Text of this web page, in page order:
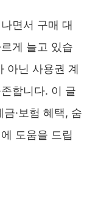
면서 구매 대
게 늘고 있습
아닌 사용권 계
합니다. 이 글
·보험 혜택, 숨
도움을 드립